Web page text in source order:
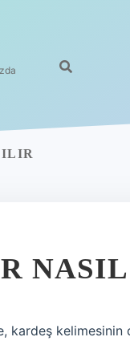
kelimesinin